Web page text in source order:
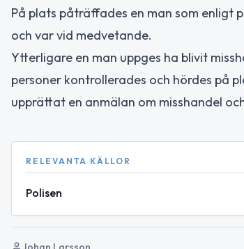
På plats påträffades en man som enligt
och var vid medvetande.
Ytterligare en man uppges ha blivit
personer kontrollerades och hördes på
upprättat en anmälan om misshandel
RELEVANTA KÄLLOR
Polisen